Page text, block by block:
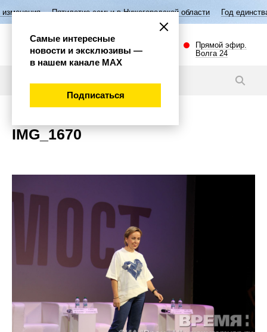
Пятилетие семьи в Нижегородской области Год
Прямой эфир.
Волга 24
IMG_1670
Самые интересные
новости и эксклюзивы —
в нашем канале МАХ
Подписаться